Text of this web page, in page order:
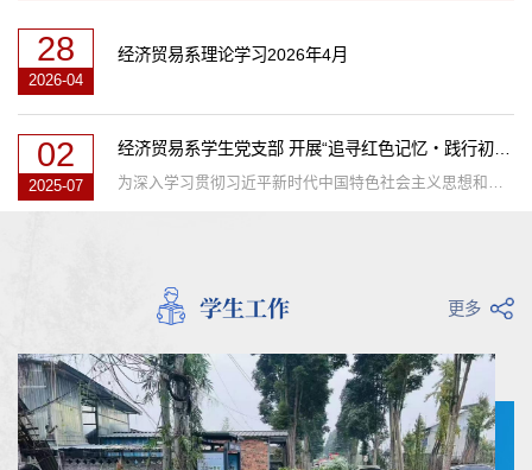
28
2026-04
经济贸易系理论学习2026年4月
02
2025-07
学生工作 更多